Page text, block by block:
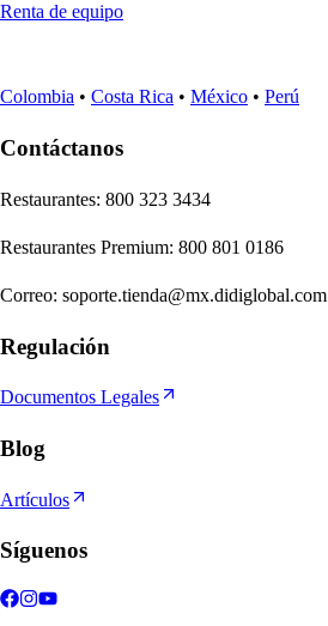
Renta de equipo
Colombia • Costa Rica • México • Perú
Contáctanos
Restaurantes: 800 323 3434
Restaurantes Premium: 800 801 0186
Correo: soporte.tienda@mx.didiglobal.com
Regulación
Documentos Legales
Blog
Artículos
Síguenos